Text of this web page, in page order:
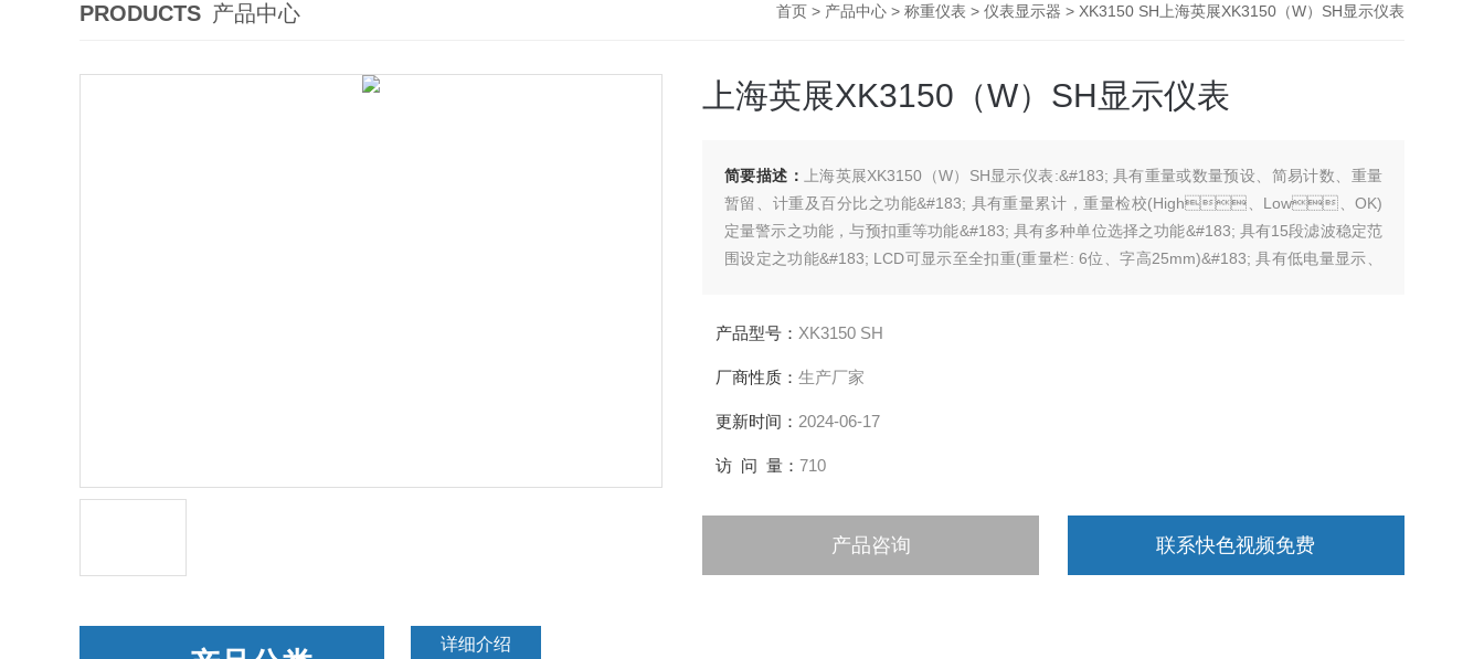
PRODUCTS 产品中心 首页 > 产品中心 > 称重仪表 > 仪表显示器 > XK3150 SH上海英展XK3150（W）SH显示仪表
上海英展XK3150（W）SH显示仪表
简要描述：
上海英展XK3150（W）SH显示仪表:&#183; 具有重量或数量预设、简易计数、重量
暂留、计重及百分比之功能&#183; 具有重量累计，重量检校(High、Low、OK)
定量警示之功能，与预扣重等功能&#183; 具有多种单位选择之功能&#183; 具有15段滤波稳定范
围设定之功能&#183; LCD可显示至全扣重(重量栏: 6位、字高25mm)&#183; 具有低电量显示、
产品型号： XK3150 SH
厂商性质： 生产厂家
更新时间： 2024-06-17
访 问 量： 710
产品咨询 联系快色视频免费
详细介绍